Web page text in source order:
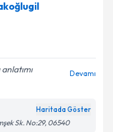
takvimi talebi
almanız için bir
bilgilendireceğiz.
ilişkin
Aydınlatma
belirtilen
Devamı
Haritada Göster
Sk. No:29, 06540